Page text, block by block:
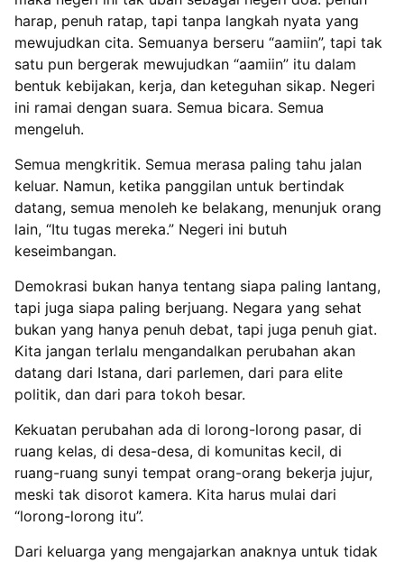
harap, penuh ratap, tapi tanpa langkah nyata yang
mewujudkan cita. Semuanya berseru “aamiin”, tapi tak
satu pun bergerak mewujudkan “aamiin” itu dalam
bentuk kebijakan, kerja, dan keteguhan sikap. Negeri
ini ramai dengan suara. Semua bicara. Semua
mengeluh.
Semua mengkritik. Semua merasa paling tahu jalan
keluar. Namun, ketika panggilan untuk bertindak
datang, semua menoleh ke belakang, menunjuk orang
lain, “Itu tugas mereka.” Negeri ini butuh
keseimbangan.
Demokrasi bukan hanya tentang siapa paling lantang,
tapi juga siapa paling berjuang. Negara yang sehat
bukan yang hanya penuh debat, tapi juga penuh giat.
Kita jangan terlalu mengandalkan perubahan akan
datang dari Istana, dari parlemen, dari para elite
politik, dan dari para tokoh besar.
Kekuatan perubahan ada di lorong-lorong pasar, di
ruang kelas, di desa-desa, di komunitas kecil, di
ruang-ruang sunyi tempat orang-orang bekerja jujur,
meski tak disorot kamera. Kita harus mulai dari
“lorong-lorong itu”.
Dari keluarga yang mengajarkan anaknya untuk tidak